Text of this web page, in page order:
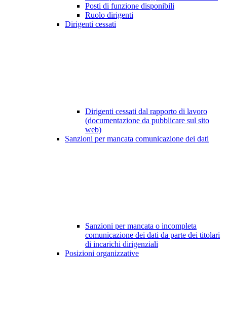
Posti di funzione disponibili
Ruolo dirigenti
Dirigenti cessati
Dirigenti cessati dal rapporto di lavoro
(documentazione da pubblicare sul sito
web)
Sanzioni per mancata comunicazione dei dati
Sanzioni per mancata o incompleta
comunicazione dei dati da parte dei titolari
di incarichi dirigenziali
Posizioni organizzative